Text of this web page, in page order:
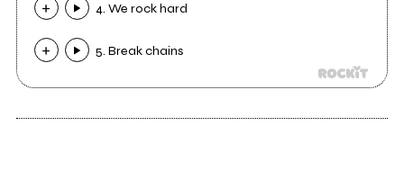
4. We rock hard
5. Break chains